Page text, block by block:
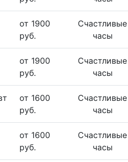
от 1900
руб.
Счастливые
часы
от 1900
руб.
Счастливые
часы
от 1600
руб.
Счастливые
часы
от 1600
руб.
Счастливые
часы